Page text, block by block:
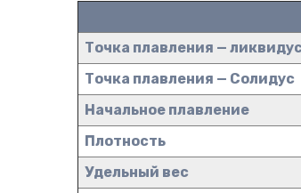
Точка плавления — ликвидус
Точка плавления — Солидус
Начальное плавление
Плотность
Удельный вес